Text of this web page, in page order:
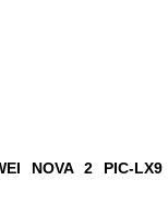
NOVA 2 PIC-LX9